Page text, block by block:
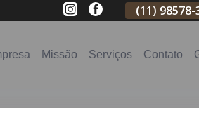
2796-3704 (11) 98578-
Missão Serviços Contato